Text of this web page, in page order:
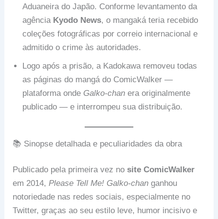
Aduaneira do Japão. Conforme levantamento da
agência Kyodo News, o mangaká teria recebido
coleções fotográficas por correio internacional e
admitido o crime às autoridades.
Logo após a prisão, a Kadokawa removeu todas
as páginas do mangá do ComicWalker —
plataforma onde Galko-chan era originalmente
publicado — e interrompeu sua distribuição.
📚 Sinopse detalhada e peculiaridades da obra
Publicado pela primeira vez nosite ComicWalker
em 2014,Please Tell Me! Galko-chan ganhou
notoriedade nas redes sociais, especialmente no
Twitter, graças ao seu estilo leve, humor incisivo e